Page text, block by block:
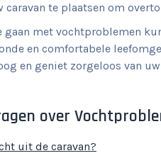
caravan te plaatsen om
met vochtproblemen
en comfortabele
en geniet zorgeloos van
over
uit de caravan?